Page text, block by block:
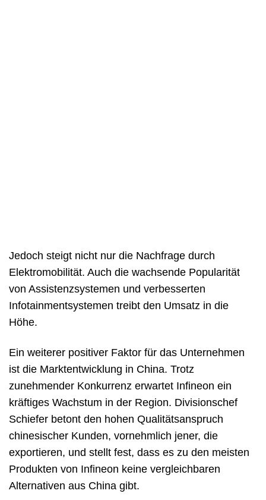
Jedoch steigt nicht nur die Nachfrage durch
Elektromobilität. Auch die wachsende Popularität
von Assistenzsystemen und verbesserten
Infotainmentsystemen treibt den Umsatz in die
Höhe.
Ein weiterer positiver Faktor für das Unternehmen
ist die Marktentwicklung in China. Trotz
zunehmender Konkurrenz erwartet Infineon ein
kräftiges Wachstum in der Region. Divisionschef
Schiefer betont den hohen Qualitätsanspruch
chinesischer Kunden, vornehmlich jener, die
exportieren, und stellt fest, dass es zu den meisten
Produkten von Infineon keine vergleichbaren
Alternativen aus China gibt.